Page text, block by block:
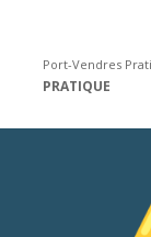
Port-Vendres
PRATIQUE